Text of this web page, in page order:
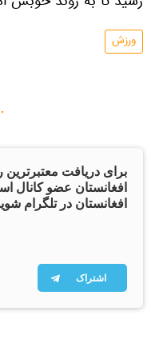
ورزش
برای دریافت معتبرترین
افغانستان عضو کانال
افغانستان در تلگرام
اشتراک